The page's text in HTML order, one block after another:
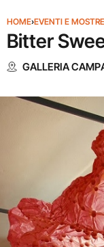
HOME›EVENTI E MOSTRE
Bitter
GALLERIA